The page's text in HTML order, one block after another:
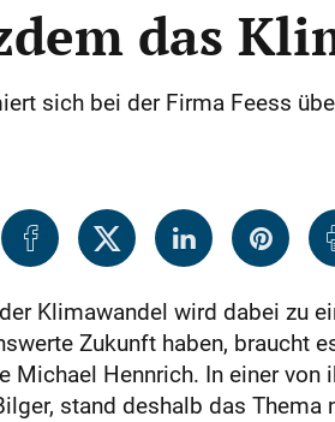
das
sich bei der Firma Feess
Klimawandel wird dabei zu
Zukunft haben, braucht
Michael Hennrich. In einer
stand deshalb das